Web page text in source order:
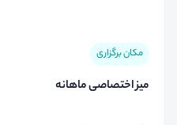
مکان برگزاری
میز اختصاصی ماهانه